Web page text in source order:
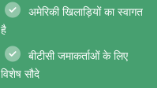
अमेरिकी खिलाड़ियों का स्वागत
है
बीटीसी जमाकर्ताओं के लिए
विशेष सौदे